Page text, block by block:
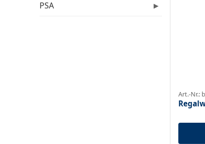
PSA ▶
Art.-Nr.: